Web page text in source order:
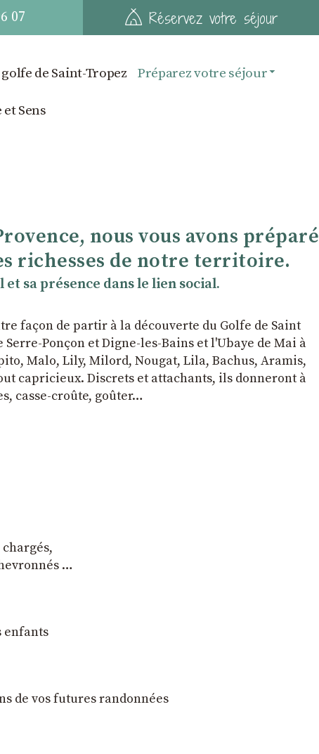
07 Réservez votre séjour
de Saint-Tropez Préparez votre séjour
et Sens
nous vous avons préparé
richesses de notre territoire.
sa présence dans le lien social.
façon de partir à la découverte du Golfe de Saint
Ponçon et Digne-les-Bains et l'Ubaye de Mai à
Malo, Lily, Milord, Nougat, Lila, Bachus, Aramis,
capricieux. Discrets et attachants, ils donneront à
casse-croûte, goûter…
…
enfants
de vos futures randonnées